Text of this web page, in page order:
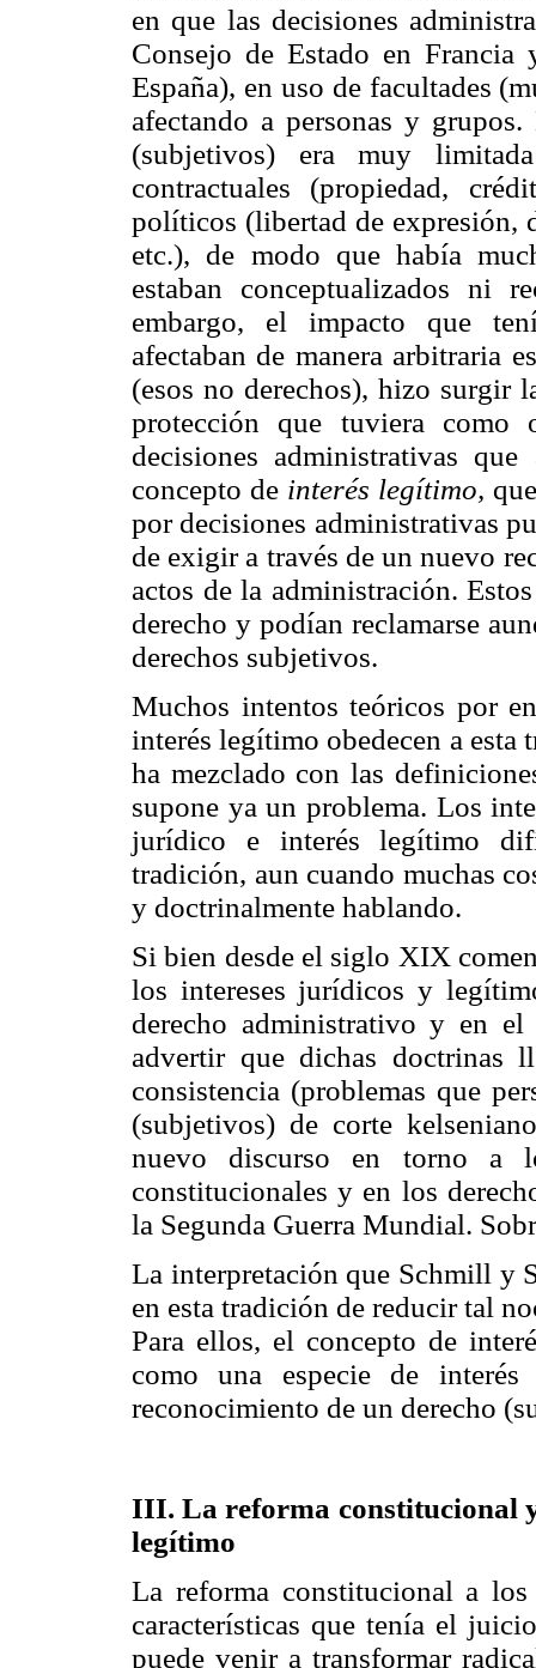
en que las decisiones
Consejo de Estado en
España), en uso de facultades
afectando a personas y
(subjetivos) era muy
contractuales (propiedad,
políticos (libertad de expresión,
etc.), de modo que había
estaban conceptualizados ni
embargo, el impacto que
afectaban de manera arbitraria
(esos no derechos), hizo surgir
protección que tuviera
decisiones administrativas
concepto de interés legítimo,
por decisiones administrativas
de exigir a través de un nuevo
actos de la administración.
derecho y podían reclamarse
derechos subjetivos.
Muchos intentos teóricos por
interés legítimo obedecen a
ha mezclado con las
supone ya un problema. Los
jurídico e interés legítimo
tradición, aun cuando muchas
y doctrinalmente hablando.
Si bien desde el siglo XIX
los intereses jurídicos y
derecho administrativo y en el
advertir que dichas doctrinas
consistencia (problemas que
(subjetivos) de corte
nuevo discurso en torno a
constitucionales y en los
la Segunda Guerra Mundial.
La interpretación que Schmill y
en esta tradición de reducir tal
Para ellos, el concepto de
como una especie de
reconocimiento de un derecho
III. La reforma constitucional
legítimo
La reforma constitucional a
características que tenía el
puede venir a transformar